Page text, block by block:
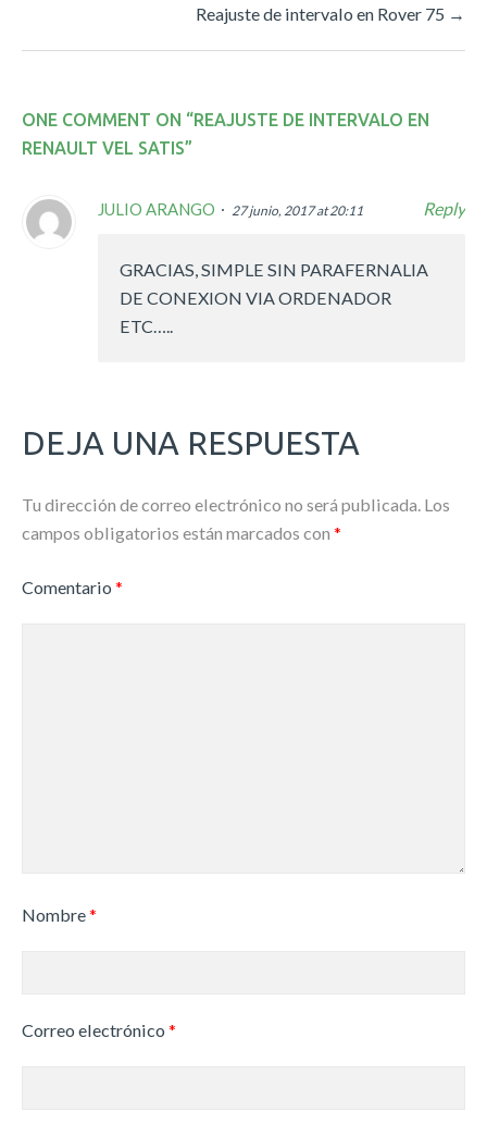
Reajuste de intervalo en Rover 75 →
ONE COMMENT ON “REAJUSTE DE INTERVALO EN
RENAULT VEL SATIS”
JULIO ARANGO 27 junio, 2017 at 20:11 Reply
GRACIAS, SIMPLE SIN PARAFERNALIA
DE CONEXION VIA ORDENADOR
ETC…..
DEJA UNA RESPUESTA
Tu dirección de correo electrónico no será publicada. Los
campos obligatorios están marcados con *
Comentario *
Nombre*
Correo electrónico *